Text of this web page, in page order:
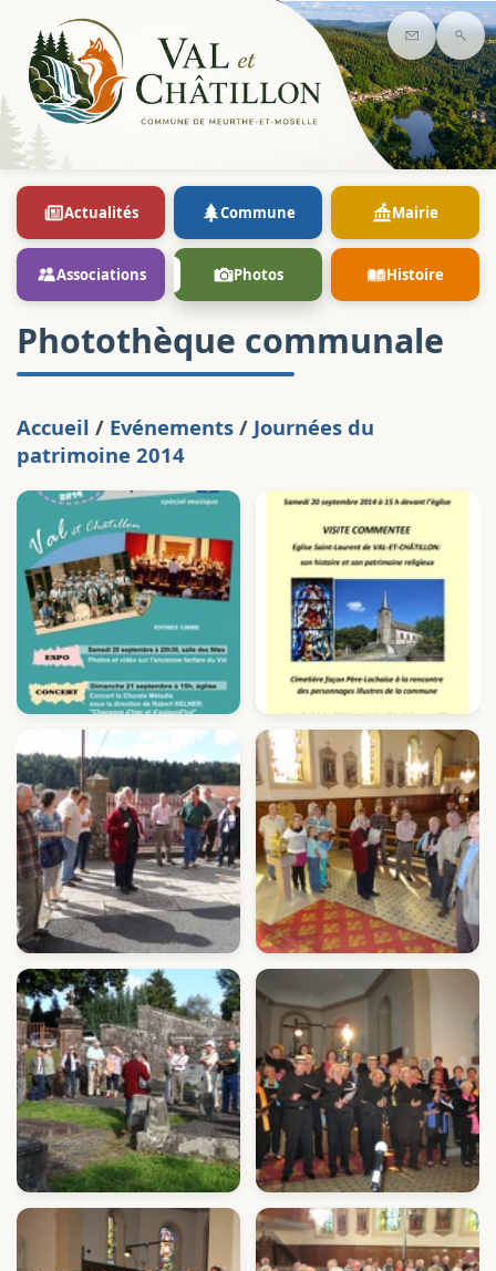
Contact
Actualités Commune Mairie
Associations Photos Histoire
Photothèque communale
Accueil / Evénements / Journées du
patrimoine 2014